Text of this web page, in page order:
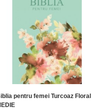
pentru femei Turcoaz Floral